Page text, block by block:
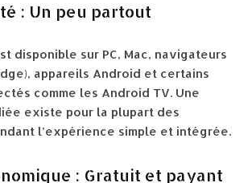
: Un peu partout
disponible sur PC, Mac, navigateurs
appareils Android et certains
comme les Android TV. Une
existe pour la plupart des
l’expérience simple et intégrée.
: Gratuit et payant